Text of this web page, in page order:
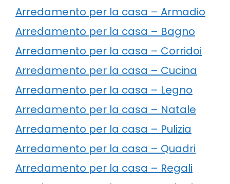
Arredamento per la casa – Armadio
Arredamento per la casa – Bagno
Arredamento per la casa – Corridoi
Arredamento per la casa – Cucina
Arredamento per la casa – Legno
Arredamento per la casa – Natale
Arredamento per la casa – Pulizia
Arredamento per la casa – Quadri
Arredamento per la casa – Regali